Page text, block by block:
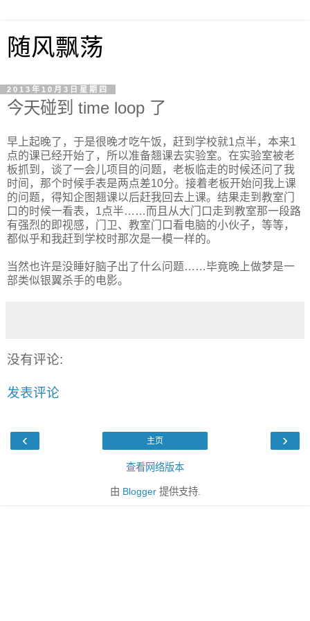
随风飘荡
2013年10月3日星期四
今天碰到 time loop 了
早上起晚了，于是很晚才吃午饭，赶到学校就1点半，本来1
点的课已经开始了，所以准备翘课去实验室。在实验室被老
板抓到，谈了一会儿项目的问题，老板临走的时候还问了我
时间，那个时候手表是两点差10分。接着老板开始问我上课
的问题，得知企图翘课以后赶我回去上课。结果走到教室门
口的时候一看表，1点半……而且从大门口走到教室那一段路
有强烈的即视感，门卫、教室门口看电脑的小伙子，等等，
都似乎和我赶到学校时那次是一模一样的。
当然也许是没睡好脑子出了什么问题……毕竟晚上做梦是一
部类似银翼杀手的电影。
没有评论:
发表评论
‹ ›
主页
查看网络版本
由 Blogger提供支持.